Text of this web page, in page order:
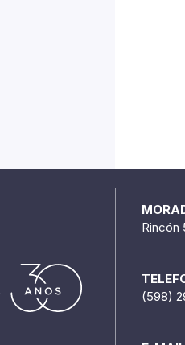
Rincón
(598)